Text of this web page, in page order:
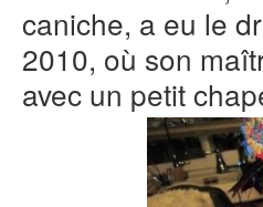
caniche, a eu le
2010, où son
avec un petit